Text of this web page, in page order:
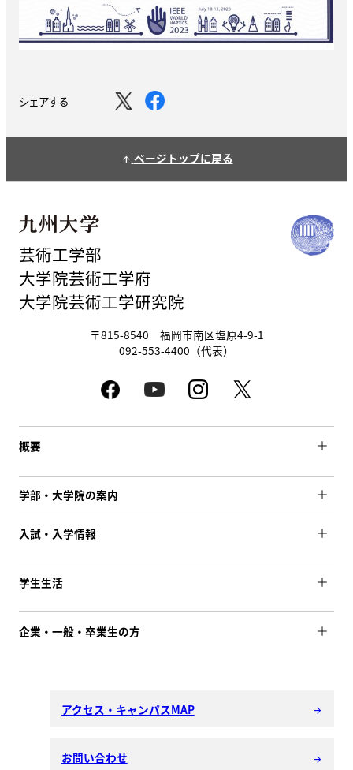
シェアする
arrow_upward ページトップに戻る
芸術工学部
大学院芸術工学府
大学院芸術工学研究院
〒815-8540 福岡市南区塩原4-9-1
092-553-4400（代表）
概要
学部・大学院の案内
入試・入学情報
学生生活
企業・一般・卒業生の方
アクセス・キャンパスMAP arrow_forward
お問い合わせ arrow_forward